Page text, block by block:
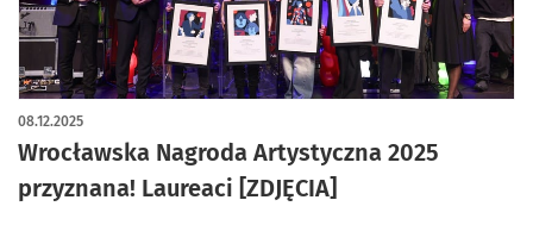
Wrocławska Nagroda Artystyczna 2025
przyznana! Laureaci [ZDJĘCIA]
08.12.2025
artykuł z galerią zdjęć